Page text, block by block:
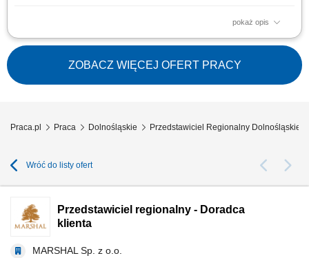
pokaż opis
Twoje zadania aktywne pozyskiwanie nowych klientów biznesowych na
powierzonym terenie, sprzedaż reklam i kampanii w portalach
internetowych oraz mediach regionalnych, sprzedaż artykułów
sponsorowanych, pakietów social media, video i formatów online,
pozyskiwanie sponsorów do projektów...
ZOBACZ WIĘCEJ OFERT PRACY
Praca.pl Praca Dolnośląskie Przedstawiciel Regionalny Dolnośląskie
Wróć do listy ofert
Przedstawiciel regionalny - Doradca
klienta
MARSHAL Sp. z o.o.